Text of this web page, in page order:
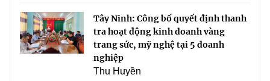
Tây Ninh: Công bố quyết định thanh
tra hoạt động kinh doanh vàng
trang sức, mỹ nghệ tại 5 doanh
nghiệp
Thu Huyền